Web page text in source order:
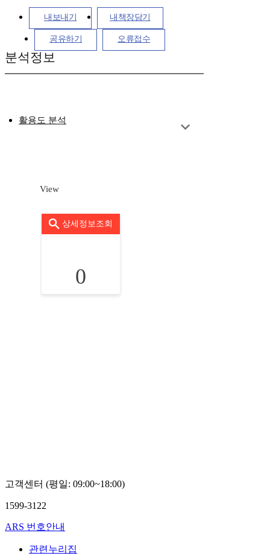
내보내기 내책장담기
공유하기 오류접수
분석정보
활용도 분석
View
상세정보조회
0
고객센터 (평일: 09:00~18:00)
1599-3122
ARS 번호안내
관련누리집